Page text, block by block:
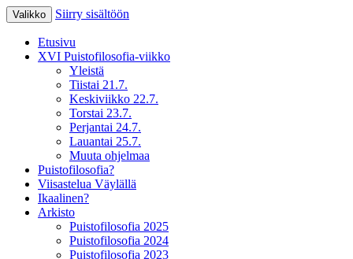
Puistofilosofia
15.-19.7.2025
Valikko Siirry sisältöön
Etusivu
XVI Puistofilosofia-viikko
Yleistä
Tiistai 21.7.
Keskiviikko 22.7.
Torstai 23.7.
Perjantai 24.7.
Lauantai 25.7.
Muuta ohjelmaa
Puistofilosofia?
Viisastelua Väylällä
Ikaalinen?
Arkisto
Puistofilosofia 2025
Puistofilosofia 2024
Puistofilosofia 2023